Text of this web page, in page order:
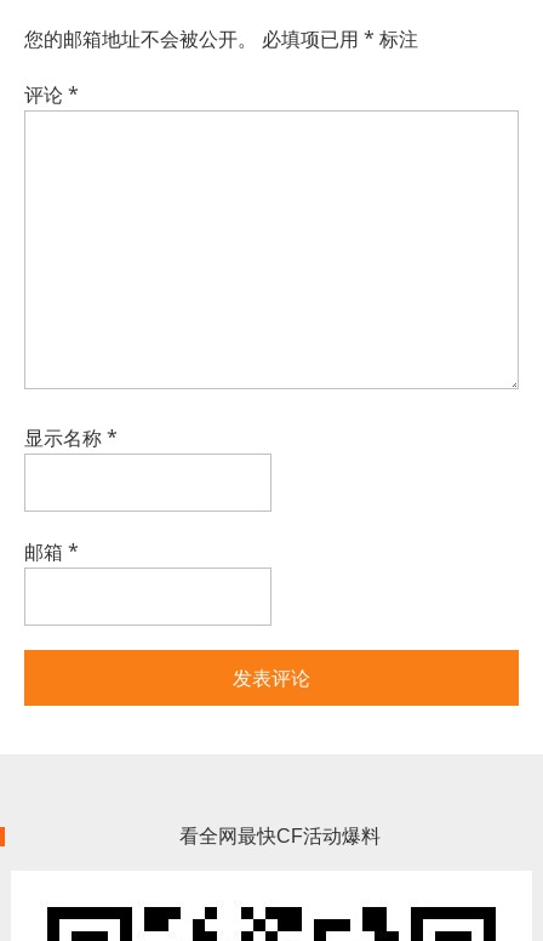
您的邮箱地址不会被公开。 必填项已用 * 标注
评论*
显示名称*
邮箱 *
看全网最快CF活动爆料